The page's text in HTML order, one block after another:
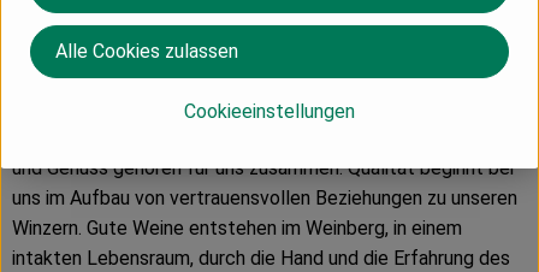
D 78359 Orsingen
Unser Verständnis von Qualität
Wir sind leidenschaftliche
Weinfreunde, haben Spaß am Genuss und sind überzeugt, mit
einem erhaltenswerten Kulturgut zu handeln. Wein wird für
und Genuss gehören für uns zusammen. Qualität beginnt bei
uns im Aufbau von vertrauensvollen Beziehungen zu unseren
Winzern. Gute Weine entstehen im Weinberg, in einem
intakten Lebensraum, durch die Hand und die Erfahrung des
Cookieeinstellungen
Alle Cookies zulassen